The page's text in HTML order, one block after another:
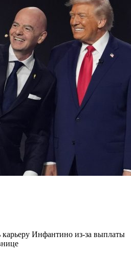
Инфантино из-за выплаты